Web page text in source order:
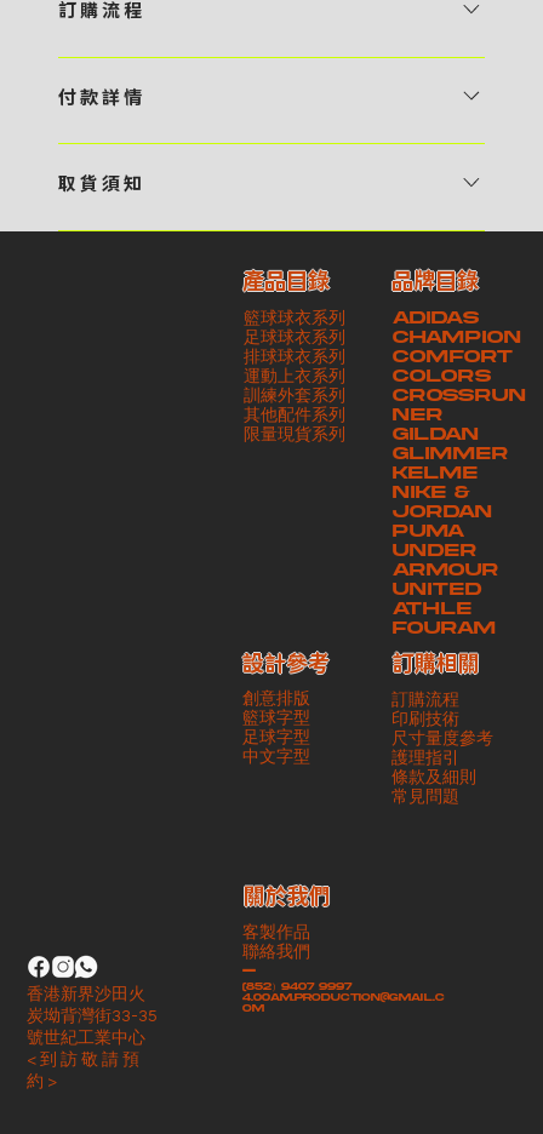
訂 購 流 程
預 約 〉，參看官網上的商品目錄和作品照片去選擇心儀的款式，同時可
報價 貴客可透過電郵方式或 WhatsApp 平台提交定製資料，4AM 團
相關價目，貴客最終確認後將獲取正式完整單據，請安排繳付貨款訂金以
啟動貨品製作 4 / 商品印製 訂金核實後，4AM 團隊將隨即開始製作 5
/ 貨品提取 商品製作完成後，4AM 團隊將聯絡貴客安排貨款餘額及提取
貨品。貴客可選擇最適合的付款方式以及取貨安排
付 款 詳 情
・ Payme ・ 現金機入數 ・ 銀行櫃檯入數 ・ ATM自動櫃員機轉帳 ・
交易單據。如貴客欲更改電郵地址，請與 4AM 團隊聯絡 - 貴客的付款
記錄可透過電郵 或 WhatsApp平台（ 請註明訂單編號 ）交予4AM 團
隊核實有關款項 - 任何轉帳或換匯交易手續費等額外費用，一概不歸屬
本公司之責任 - 貴客請於收獲本公司正式訂購單據後 3 個工作天內安排
付款。如未能按期繳付所需款項，貴客須緻交因逾期所衍生之額外行政費
取 貨 須 知
請與4AM團隊職員聯絡預約取貨時間｜​ ・ GoGoVan ｜即日完成配送
服務｜運費由貴客現金支付司機｜ ・ 順豐速運 ｜貨件運送需要多於2－
3個工作天｜到付｜​ - 貴客請於貨品可取日起之 10 個工作天內安排提取
貨品，如逾期未取，本公司將不予保存相關貨品。有關貨款訂金將不予歸
還，貴客仍須負責貨款餘額 - 貴客請於收貨時小心核對貨品數量及檢查
貨品品質 - 基於 S.F. Express / GoGoVan 等託運商為第三方服務，
本公司將保證貨品安全到達第三方手中。如第三方在運送過程中引致任何
有關貨品之遺失、損毀、誤投或運送延誤，本公司一律不負責
產品目錄
籃球球衣系列
足球球衣系列
排球球衣系列
運動上衣系列
訓練外套系列
其他配件系列
​限量現貨系列
ADIDAS
CHAMPION
COMFORT
COLORS
CROSSRUN
NER
GILDAN
GLIMMER
KELME
NIKE &
JORDAN
PUMA
UNDER
ARMOUR
UNITED
ATHLE
FOURAM
品牌目錄
創意排版
籃球字型
足球字型
​中文字型
設計參考
訂購流程
印刷技術
尺寸量度參考
護理指引
條款及細則
​常見問題
訂購相關
客製作品
聯絡我們
-
(852）9407 9997
4.00am.production@gmail.c
om
​關於我們
香港新界沙田火
炭坳背灣街33-35
號世紀工業中心
< 到 訪 敬 請 預
約 >